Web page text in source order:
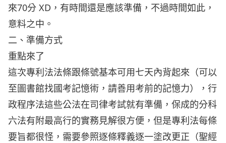
來70分 XD，有時間還是應該準備，不過時間如此，
意料之中。
二、準備方式
重點來了
這次專利法法條跟條號基本可用七天內背起來（可以
至圖書館找國考記憶術，請善用考前的記憶力），行
政程序法這些公法在司律考試就有準備，保成的分科
六法有附最高行的實務見解很方便，但是專利法每條
要旨都很怪，需要參照逐條釋義逐一塗改更正（聖經